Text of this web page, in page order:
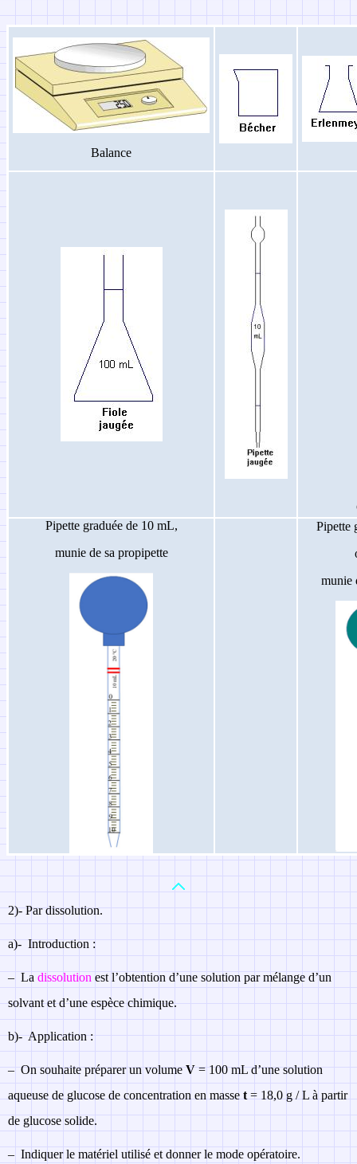
Balance
Pipette graduée de 10 mL,
munie de sa propipette
Pipette
munie
2)- Par dissolution.
a)- Introduction :
– La dissolution est l’obtention d’une solution par mélange d’un
solvant et d’une espèce chimique.
b)- Application :
– On souhaite préparer un volume V = 100 mL d’une solution
aqueuse de glucose de concentration en masse t = 18,0 g / L à partir
de glucose solide.
– Indiquer le matériel utilisé et donner le mode opératoire.